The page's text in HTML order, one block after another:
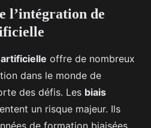
l’intégration de
offre de nombreux
dans le monde de
des défis. Les biais
un risque majeur. Ils